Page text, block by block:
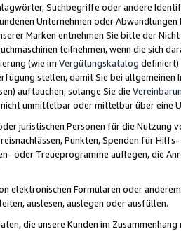
Suchbegriffe oder andere
Unternehmen oder
Marken entnehmen Sie bitte der
teilnehmen, wenn die sich
(wie im Vergütungskatalog definiert)
stellen, damit Sie bei
auftauchen, solange Sie die
unmittelbar oder mittelbar über eine
juristischen Personen für die Nutzung
Punkten, Spenden für
oder Treueprogramme auflegen, die
elektronischen Formularen oder
auslesen, auslegen oder ausfüllen.
die unsere Kunden im